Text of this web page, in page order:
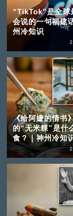
“TikTok”是全球
会说的一句福建
州冷知识
《给阿嬷的情书
的“无米粿”是什
食？｜神州冷知